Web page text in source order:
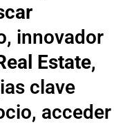
innovador
Estate,
clave
acceder